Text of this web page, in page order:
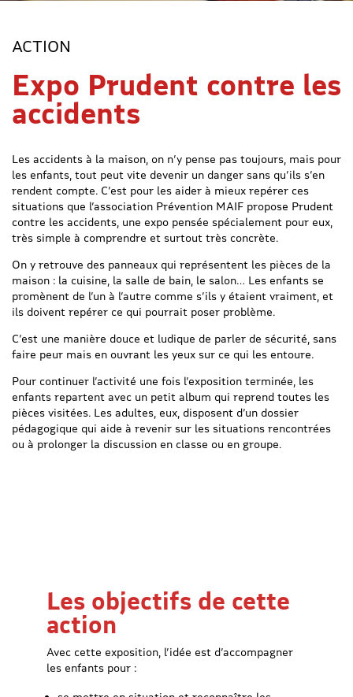
ACTION
Expo Prudent contre les
accidents
Les accidents à la maison, on n’y pense pas toujours, mais pour
les enfants, tout peut vite devenir un danger sans qu’ils s’en
rendent compte. C’est pour les aider à mieux repérer ces
situations que l’association Prévention MAIF propose Prudent
contre les accidents, une expo pensée spécialement pour eux,
très simple à comprendre et surtout très concrète.
On y retrouve des panneaux qui représentent les pièces de la
maison : la cuisine, la salle de bain, le salon… Les enfants se
promènent de l’un à l’autre comme s’ils y étaient vraiment, et
ils doivent repérer ce qui pourrait poser problème.
C’est une manière douce et ludique de parler de sécurité, sans
faire peur mais en ouvrant les yeux sur ce qui les entoure.
Pour continuer l’activité une fois l’exposition terminée, les
enfants repartent avec un petit album qui reprend toutes les
pièces visitées. Les adultes, eux, disposent d’un dossier
pédagogique qui aide à revenir sur les situations rencontrées
ou à prolonger la discussion en classe ou en groupe.
Les objectifs de cette
action
Avec cette exposition, l’idée est d’accompagner
les enfants pour :